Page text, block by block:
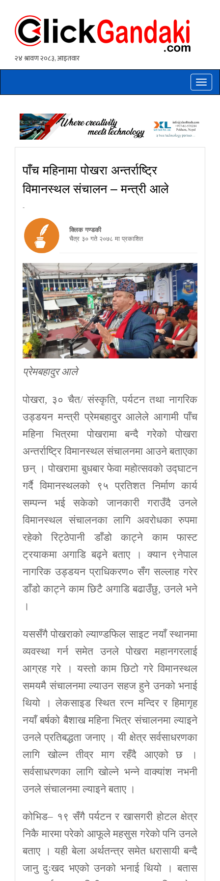
Toggle
पाँच महिनामा पोखरा अन्तर्राष्ट्रि
विमानस्थल संचालन – मन्त्री आले
-
क्लिक गण्डकी
चैत्र ३० गते २०७८ मा प्रकाशित
प्रेमबहादुर आले
पोखरा, ३० चैत/ संस्कृति, पर्यटन तथा नागरिक
उड्डयन मन्त्री प्रेमबहादुर आलेले आगामी पाँच
महिना भित्रमा पोखरामा बन्दै गरेको पोखरा
अन्तर्राष्ट्रि विमानस्थल संचालनमा आउने बताएका
छन् । पोखरामा बुधबार फेवा महोत्सवको उद्घाटन
गर्दै विमानस्थलको ९५ प्रतिशत निर्माण कार्य
सम्पन्न भई सकेको जानकारी गराउँदै उनले
विमानस्थल संचालनका लागि अवरोधका रुपमा
रहेको रिट्ठेपानी डाँडो काट्ने काम फास्ट
ट्रयाकमा अगाडि बढ्ने बताए । क्यान ९नेपाल
नागरिक उड्डयन प्राधिकरण० सँग सल्लाह गरेर
डाँडो काट्ने काम छिटै अगाडि बढाउँछु, उनले भने
।
यससँगै पोखराको ल्याण्डफिल साइट नयाँ स्थानमा
व्यवस्था गर्न समेत उनले पोखरा महानगरलाई
आग्रह गरे । यस्तो काम छिटो गरे विमानस्थल
समयमै संचालनमा ल्याउन सहज हुने उनको भनाई
थियो । लेकसाइड स्थित रत्न मन्दिर र हिमागृह
नयाँ बर्षको बैशाख महिना भित्र संचालनमा ल्याइने
उनले प्रतिबद्धता जनाए । यी क्षेत्र सर्वसाधरणका
लागि खोल्न तीव्र माग रहँदै आएको छ ।
सर्वसाधरणका लागि खोल्ने भन्ने वाक्यांश नभनी
उनले संचालनमा ल्याइने बताए ।
कोभिड– १९ सँगै पर्यटन र खासगरी होटल क्षेत्र
निकै मारमा परेको आफूले महसुस गरेको पनि उनले
बताए । यही बेला अर्थतन्त्र समेत धरासायी बन्दै
जानु दुःखद भएको उनको भनाई थियो । बतास